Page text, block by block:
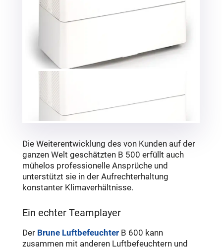
Die Weiterentwicklung des von Kunden auf der
ganzen Welt geschätzten B 500 erfüllt auch
mühelos professionelle Ansprüche und
unterstützt sie in der Aufrechterhaltung
konstanter Klimaverhältnisse.
Ein echter Teamplayer
Der Brune LuftbefeuchterB 600 kann
zusammen mit anderen Luftbefeuchtern und